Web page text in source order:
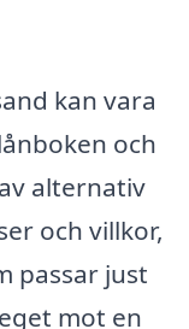
kan vara
och
alternativ
och villkor,
passar just
mot en